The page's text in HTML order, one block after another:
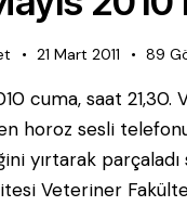
21 Mart 2011 89
cuma, saat 21,30.
horoz sesli
yırtarak
Veteriner